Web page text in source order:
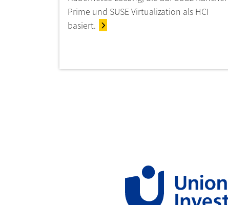
Prime und SUSE Virtualization als HCI
basiert.